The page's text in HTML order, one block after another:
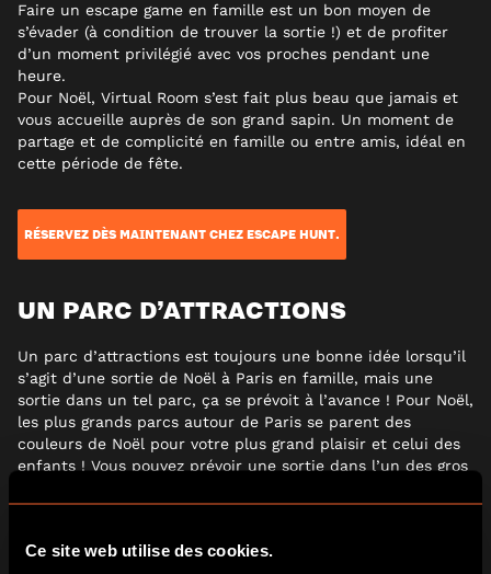
Ce site web utilise des cookies.
Faire un escape game en famille est un bon moyen de
s’évader (à condition de trouver la sortie !) et de profiter
d’un moment privilégié avec vos proches pendant une
heure.
Pour Noël, Virtual Room s’est fait plus beau que jamais et
vous accueille auprès de son grand sapin. Un moment de
partage et de complicité en famille ou entre amis, idéal en
cette période de fête.
RÉSERVEZ DÈS MAINTENANT CHEZ ESCAPE HUNT.
UN PARC D’ATTRACTIONS
Un parc d’attractions est toujours une bonne idée lorsqu’il
s’agit d’une sortie de Noël à Paris en famille, mais une
sortie dans un tel parc, ça se prévoit à l’avance ! Pour Noël,
les plus grands parcs autour de Paris se parent des
couleurs de Noël pour votre plus grand plaisir et celui des
enfants ! Vous pouvez prévoir une sortie dans l’un des gros
Disneyland Parisqui vous propose une multitude de
magique à partager en famille.